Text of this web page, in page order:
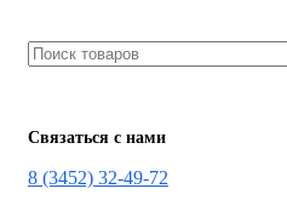
Связаться с нами
8 (3452) 32-49-72